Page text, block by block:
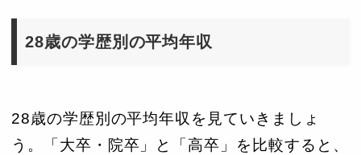
28歳の学歴別の平均年収
28歳の学歴別の平均年収を見ていきましょ
う。「大卒・院卒」と「高卒」を比較すると、